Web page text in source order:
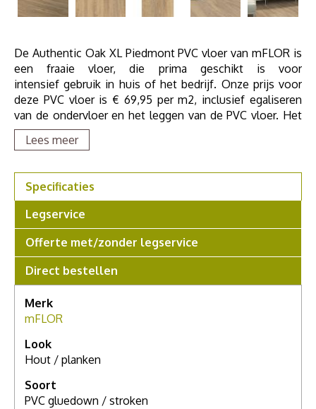
De Authentic Oak XL Piedmont PVC vloer van mFLOR is
een fraaie vloer, die prima geschikt is voor
intensief gebruik in huis of het bedrijf. Onze prijs voor
deze PVC vloer is € 69,95 per m2, inclusief egaliseren
van de ondervloer en het leggen van de PVC vloer. Het
heeft alle voordelen van mFLOR PVC vloeren en is prima
te combineren met vloerverwarming.
Bestel een PVC staal om thuis te bekijken, vraag een
offerte aan of maak een afspraak in de
Weespvoor een compleet persoonlijk advies.
Lees meer
Specificaties
Legservice
Offerte met/zonder legservice
Direct bestellen
Merk
mFLOR
Look
Hout / planken
Soort
PVC gluedown / stroken